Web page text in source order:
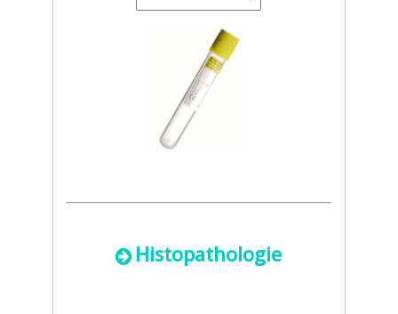
Histopathologie